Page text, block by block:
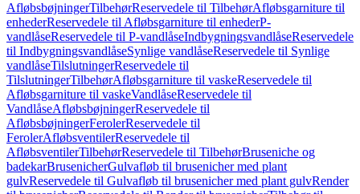
AfløbsbøjningerTilbehørReservedele til TilbehørAfløbsgarniture til
enhederReservedele til Afløbsgarniture til enhederP-
vandlåseReservedele til P-vandlåseIndbygningsvandlåseReservedele
til IndbygningsvandlåseSynlige vandlåseReservedele til Synlige
vandlåseTilslutningerReservedele til
TilslutningerTilbehørAfløbsgarniture til vaskeReservedele til
Afløbsgarniture til vaskeVandlåseReservedele til
VandlåseAfløbsbøjningerReservedele til
AfløbsbøjningerFerolerReservedele til
FerolerAfløbsventilerReservedele til
AfløbsventilerTilbehørReservedele til TilbehørBruseniche og
badekarBrusenicherGulvafløb til brusenicher med plant
gulvReservedele til Gulvafløb til brusenicher med plant gulvRender